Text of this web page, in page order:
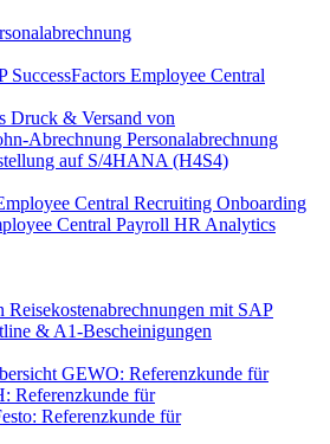
SuccessFactors Employee Central
Druck & Versand von
Abrechnung Personalabrechnung
auf S/4HANA (H4S4)
Central Recruiting Onboarding
Central Payroll HR Analytics
Reisekostenabrechnungen mit SAP
& A1-Bescheinigungen
GEWO: Referenzkunde für
Referenzkunde für
Referenzkunde für